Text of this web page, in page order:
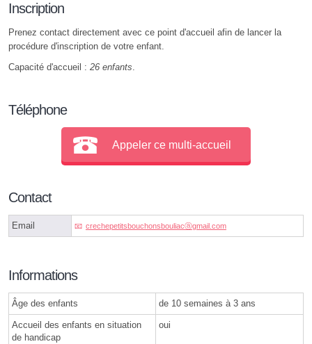
Inscription
Prenez contact directement avec ce point d'accueil afin de lancer la
procédure d'inscription de votre enfant.
Capacité d'accueil : 26 enfants.
Téléphone
Appeler ce multi-accueil
Contact
Email crechepetitsbouchonsbouliacⓐgmail.com
Informations
Âge des enfants de 10 semaines à 3 ans
Accueil des enfants en situation
de handicap
oui